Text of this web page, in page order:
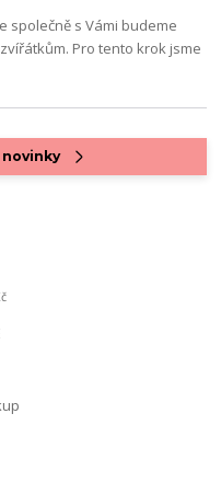
společně s Vámi budeme
Pro tento krok jsme